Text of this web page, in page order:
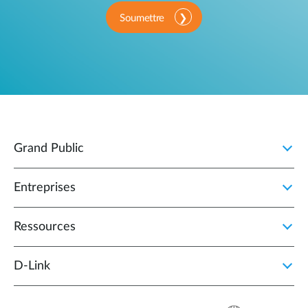
Soumettre
Grand Public
Entreprises
Ressources
D‑Link